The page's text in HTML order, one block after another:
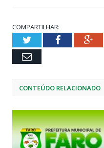
COMPARTILHAR:
TwitterFacebook
Email
CONTEÚDO RELACIONADO